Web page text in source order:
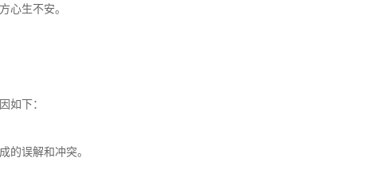
心生不安。
如下：
的误解和冲突。